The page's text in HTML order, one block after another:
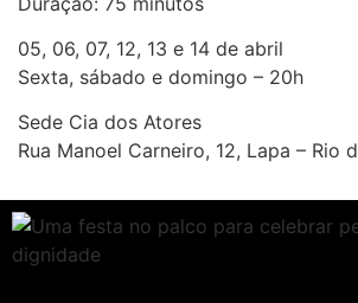
05, 06, 07, 12, 13 e 14 de abril
Sexta, sábado e domingo – 20h
Sede Cia dos Atores
Rua Manoel Carneiro, 12, Lapa – Rio